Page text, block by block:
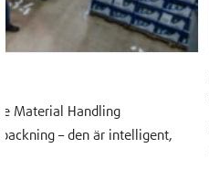
Material Handling
– den är intelligent,